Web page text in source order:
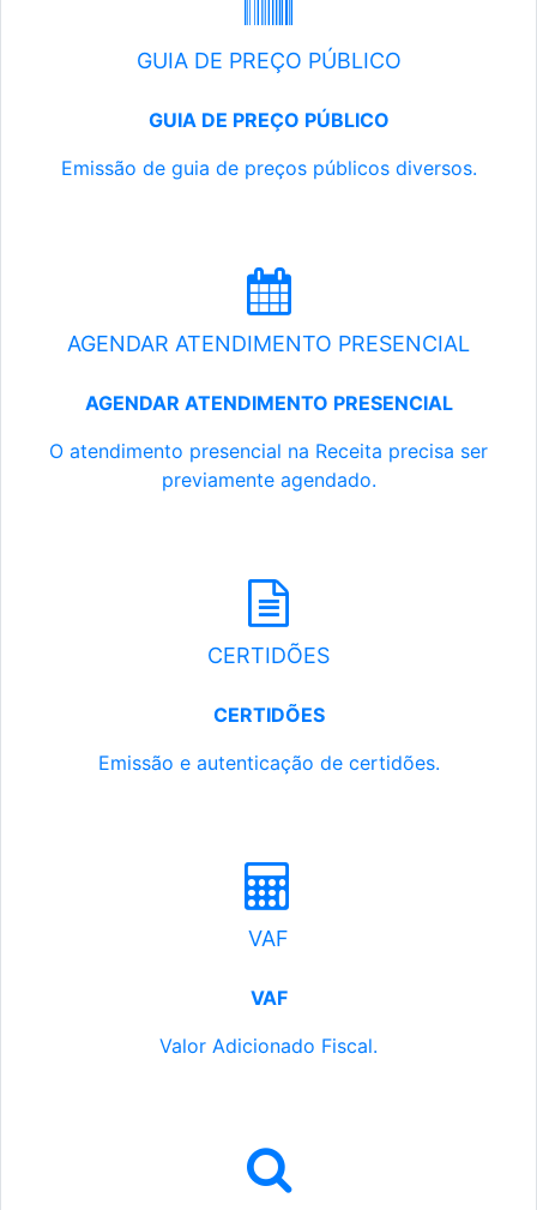
GUIA DE PREÇO PÚBLICO
GUIA DE PREÇO PÚBLICO
Emissão de guia de preços públicos diversos.
AGENDAR ATENDIMENTO PRESENCIAL
AGENDAR ATENDIMENTO PRESENCIAL
O atendimento presencial na Receita precisa ser
previamente agendado.
CERTIDÕES
CERTIDÕES
Emissão e autenticação de certidões.
VAF
VAF
Valor Adicionado Fiscal.